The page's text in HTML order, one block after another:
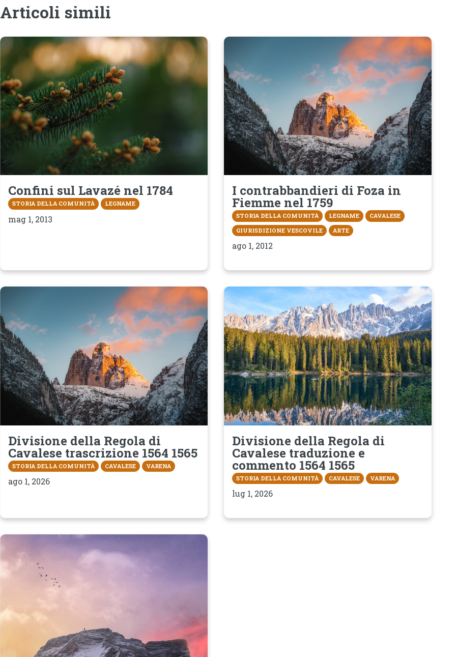
Articoli simili
Confini sul Lavazé nel 1784
STORIA DELLA COMUNITÀ LEGNAME
mag 1, 2013
I contrabbandieri di Foza in
Fiemme nel 1759
STORIA DELLA COMUNITÀ LEGNAME
CAVALESE
GIURISDIZIONE VESCOVILE
ARTE
ago 1, 2012
Divisione della Regola di
Cavalese trascrizione 1564 1565
STORIA DELLA COMUNITÀ CAVALESE VARENA
ago 1, 2026
Divisione della Regola di
Cavalese traduzione e
commento 1564 1565
STORIA DELLA COMUNITÀ CAVALESE VARENA
lug 1, 2026